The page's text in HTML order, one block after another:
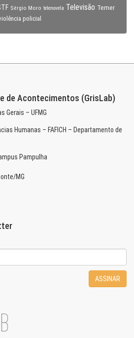
Sérgio Moro telenovela Televisão Temer
policial
de Acontecimentos (GrisLab)
Gerais – UFMG
Humanas – FAFICH – Departamento de
Pampulha
MG
ASSINAR